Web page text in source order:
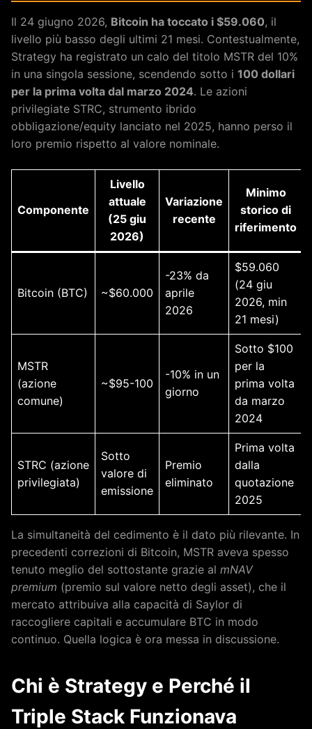
Il 24 giugno 2026, Bitcoin ha toccato i $59.060, il
livello più basso degli ultimi 21 mesi. Contestualmente,
Strategy ha registrato un calo del titolo MSTR del 10%
in una singola sessione, scendendo sotto i 100 dollari
per la prima volta dal marzo 2024. Le azioni
privilegiate STRC, strumento ibrido
obbligazione/equity lanciato nel 2025, hanno perso il
loro premio rispetto al valore nominale.
Componente
Livello
attuale
(25 giu
2026)
Variazione
recente
Minimo
storico di
riferimento
Bitcoin (BTC) ~$60.000
-23% da
aprile
2026
$59.060
(24 giu
2026, min
21 mesi)
MSTR
(azione
comune)
~$95-100
-10% in un
giorno
Sotto $100
per la
prima volta
da marzo
2024
STRC (azione
privilegiata)
Sotto
valore di
emissione
Premio
eliminato
Prima volta
dalla
quotazione
2025
La simultaneità del cedimento è il dato più rilevante. In
precedenti correzioni di Bitcoin, MSTR aveva spesso
tenuto meglio del sottostante grazie al mNAV
premium (premio sul valore netto degli asset), che il
mercato attribuiva alla capacità di Saylor di
raccogliere capitali e accumulare BTC in modo
continuo. Quella logica è ora messa in discussione.
Chi è Strategy e Perché il
Triple Stack Funzionava